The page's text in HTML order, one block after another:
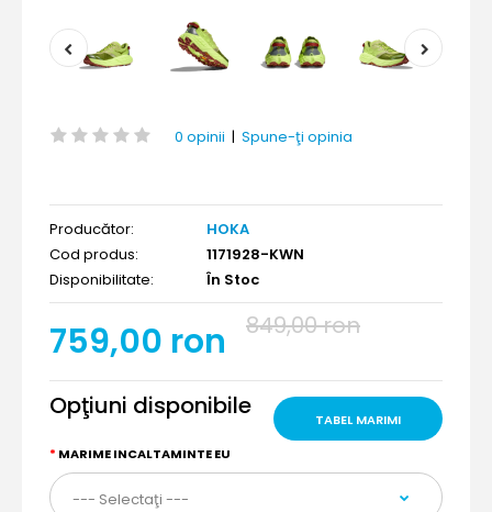
0 opinii | Spune-ţi opinia
Producător:
HOKA
Cod produs:
1171928-KWN
Disponibilitate:
În Stoc
759,00 ron 849,00 ron
TABEL MARIMI
Opţiuni disponibile
MARIME INCALTAMINTE EU